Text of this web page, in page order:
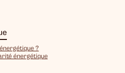
?
énergétique